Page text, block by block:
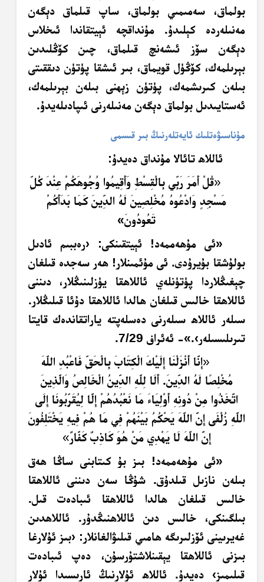
بولماق، سەمىمىي بولماق، ساپ قىلماق دېگەن
مەنىلەردە كېلىدۇ. مۇنداقچە ئېيتقاندا ئىخلاس
دېگەن سۆز ئىشەنچ قىلماق، چىن كۆڭلىدىن
بېرىلمەك، كۆڭۈل قويماق، بىر ئىشقا پۈتۈن دىققىتى
بىلەن كىرىشمەك، پۈتۈن زېھنى بىلەن بېرىلمەك،
ئەستايىدىل بولماق دېگەن مەنىلەرنى ئىپادىلەيدۇ.
مۇناسىۋەتلىك ئايەتلەرنىڭ بىر قىسمى
ئاللاھ تائالا مۇنداق دەيدۇ:
«قُلْ أَمَرَ رَبِّي بِالْقِسْطِ وَأَقِيمُوا وُجُوهَكُمْ عِنْدَ كُلِّ
مَسْجِدٍ وَادْعُوهُ مُخْلِصِينَ لَهُ الدِّينَ كَمَا بَدَأَكُمْ
تَعُودُونَ»
«ئى مۇھەممەد! ئېيتقىنكى: ‹رەببىم ئادىل
بولۇشقا بۇيرۇدى. ئى مۇئمىنلار! ھەر سەجدە قىلغان
چېغىڭلاردا پۈتۈنلەي ئاللاھقا يۈزلىنىڭلار، دىننى
ئاللاھقا خالىس قىلغان ھالدا ئاللاھقا دۇئا قىلىڭلار.
سىلەر ئاللاھ سىلەرنى دەسلەپتە ياراتقاندەك قايتا
تىرىلىسىلەر›.»- ئەئراف 7/29.
«إِنَّا أَنْزَلْنَا إِلَيْكَ الْكِتَابَ بِالْحَقِّ فَاعْبُدِ اللَّهَ
مُخْلِصًا لَهُ الدِّينَ. أَلَا لِلَّهِ الدِّينُ الْخَالِصُ وَالَّذِينَ
اتَّخَذُوا مِنْ دُونِهِ أَوْلِيَاءَ مَا نَعْبُدُهُمْ إِلَّا لِيُقَرِّبُونَا إِلَى
اللَّهِ زُلْفَى إِنَّ اللَّهَ يَحْكُمُ بَيْنَهُمْ فِي مَا هُمْ فِيهِ يَخْتَلِفُونَ
إِنَّ اللَّهَ لَا يَهْدِي مَنْ هُوَ كَاذِبٌ كَفَّارٌ»
«ئى مۇھەممەد! بىز بۇ كىتابنى ساڭا ھەق
بىلەن نازىل قىلدۇق. شۇڭا سەن دىننى ئاللاھقا
خالىس قىلغان ھالدا ئاللاھقا ئىبادەت قىل.
بىلگىنكى، خالىس دىن ئاللاھنىڭدۇر. ئاللاھدىن
غەيرىينى ئۆزلىرىگە ھامىي قىلىۋالغانلار: ‹بىز ئۇلارغا
بىزنى ئاللاھقا يېقىنلاشتۇرسۇن، دەپ ئىبادەت
قىلىمىز› دەيدۇ. ئاللاھ ئۇلارنىڭ ئارىسىدا ئۇلار